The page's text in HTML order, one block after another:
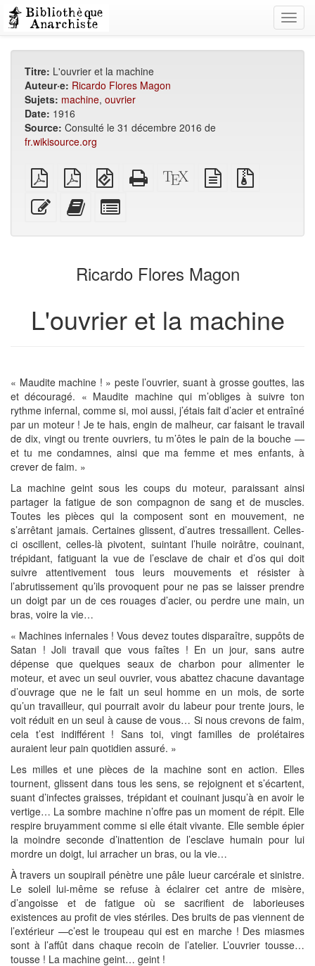
Titre: L'ouvrier et la machine
Auteur·e: Ricardo Flores Magon
Sujets: machine, ouvrier
Date: 1916
Source: Consulté le 31 décembre 2016 de
fr.wikisource.org
PDF
brut
PDF
A4
imposé
EPUB
(pour
appareils
mobiles)
HTML
autonome
Source
XeLaTeX
texte
source
Modifier
ce
Ajouter
ce
au
de
livres
parties
le
générateur
Ricardo Flores Magon
L'ouvrier et la machine
« Maudite machine ! » peste l’ouvrier, suant à grosse gouttes, las
et découragé. « Maudite machine qui m’obliges à suivre ton
rythme infernal, comme si, moi aussi, j’étais fait d’acier et entraîné
par un moteur ! Je te hais, engin de malheur, car faisant le travail
de dix, vingt ou trente ouvriers, tu m’ôtes le pain de la bouche —
et tu me condamnes, ainsi que ma femme et mes enfants, à
crever de faim. »
La machine geint sous les coups du moteur, paraissant ainsi
partager la fatigue de son compagnon de sang et de muscles.
Toutes les pièces qui la composent sont en mouvement, ne
s’arrêtant jamais. Certaines glissent, d’autres tressaillent. Celles-
ci oscillent, celles-là pivotent, suintant l’huile noirâtre, couinant,
trépidant, fatiguant la vue de l’esclave de chair et d’os qui doit
suivre attentivement tous leurs mouvements et résister à
l’abrutissement qu’ils provoquent pour ne pas se laisser prendre
un doigt par un de ces rouages d’acier, ou perdre une main, un
bras, voire la vie…
« Machines infernales ! Vous devez toutes disparaître, suppôts de
Satan ! Joli travail que vous faîtes ! En un jour, sans autre
dépense que quelques seaux de charbon pour alimenter le
moteur, et avec un seul ouvrier, vous abattez chacune davantage
d’ouvrage que ne le fait un seul homme en un mois, de sorte
qu’un travailleur, qui pourrait avoir du labeur pour trente jours, le
voit réduit en un seul à cause de vous… Si nous crevons de faim,
cela t’est indifférent ! Sans toi, vingt familles de prolétaires
auraient leur pain quotidien assuré. »
Les milles et une pièces de la machine sont en action. Elles
tournent, glissent dans tous les sens, se rejoignent et s’écartent,
suant d’infectes graisses, trépidant et couinant jusqu’à en avoir le
vertige… La sombre machine n’offre pas un moment de répit. Elle
respire bruyamment comme si elle était vivante. Elle semble épier
la moindre seconde d’inattention de l’esclave humain pour lui
mordre un doigt, lui arracher un bras, ou la vie…
À travers un soupirail pénètre une pâle lueur carcérale et sinistre.
Le soleil lui-même se refuse à éclairer cet antre de misère,
d’angoisse et de fatigue où se sacrifient de laborieuses
existences au profit de vies stériles. Des bruits de pas viennent de
l’extérieur —c’est le troupeau qui est en marche ! Des miasmes
sont à l’affût dans chaque recoin de l’atelier. L’ouvrier tousse…
tousse ! La machine geint… geint !